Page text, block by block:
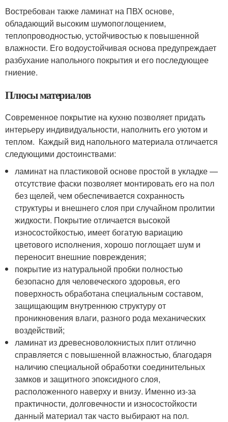
Востребован также ламинат на ПВХ основе,
обладающий высоким шумопоглощением,
теплопроводностью, устойчивостью к повышенной
влажности. Его водоустойчивая основа предупреждает
разбухание напольного покрытия и его последующее
гниение.
Плюсы материалов
Современное покрытие на кухню позволяет придать
интерьеру индивидуальности, наполнить его уютом и
теплом. Каждый вид напольного материала отличается
следующими достоинствами:
ламинат на пластиковой основе простой в укладке —
отсутствие фаски позволяет монтировать его на пол
без щелей, чем обеспечивается сохранность
структуры и внешнего слоя при случайном пролитии
жидкости. Покрытие отличается высокой
износостойкостью, имеет богатую вариацию
цветового исполнения, хорошо поглощает шум и
переносит внешние повреждения;
покрытие из натуральной пробки полностью
безопасно для человеческого здоровья, его
поверхность обработана специальным составом,
защищающим внутреннюю структуру от
проникновения влаги, разного рода механических
воздействий;
ламинат из древесноволокнистых плит отлично
справляется с повышенной влажностью, благодаря
наличию специальной обработки соединительных
замков и защитного эпоксидного слоя,
расположенного наверху и внизу. Именно из-за
практичности, долговечности и износостойкости
данный материал так часто выбирают на пол.